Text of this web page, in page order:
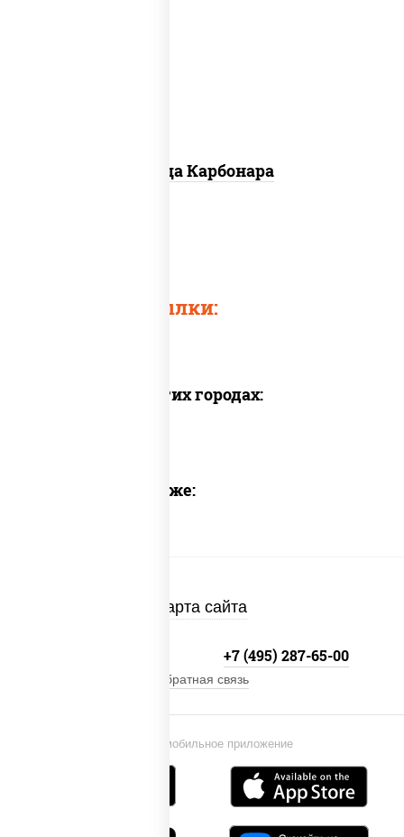
Пицца Карбонара
Быстрые ссылки:
Доставка в других городах:
Предлагаем также:
Карта сайта
Установи мобильное приложение
+7 (495) 287-65-00
Обратная связь